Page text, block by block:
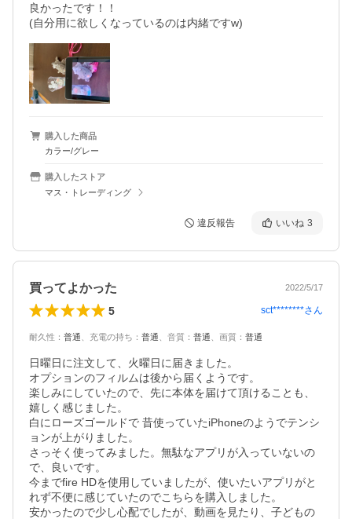
良かったです！！
(自分用に欲しくなっているのは内緒ですw)
購入した商品
カラー/グレー
購入したストア
マス・トレーディング
違反報告 いいね 3
買ってよかった 2022/5/17
5 sct********さん
耐久性 ： 普通 充電の持ち ： 普通 音質 ： 普通 画質 ： 普通
日曜日に注文して、火曜日に届きました。
オプションのフィルムは後から届くようです。
楽しみにしていたので、先に本体を届けて頂けることも、
嬉しく感じました。
白にローズゴールドで 昔使っていたiPhoneのようでテンシ
ョンが上がりました。
さっそく使ってみました。無駄なアプリが入っていないの
で、良いです。
今までfire HDを使用していましたが、使いたいアプリがと
れず不便に感じていたのでこちらを購入しました。
安かったので少し心配でしたが、動画を見たり、子どもの